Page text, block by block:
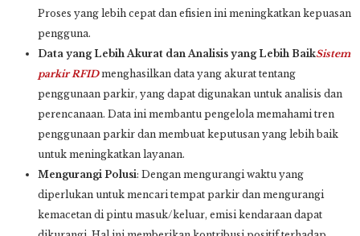
Proses yang lebih cepat dan efisien ini meningkatkan kepuasan
pengguna.
Data yang Lebih Akurat dan Analisis yang Lebih BaikSistem
parkir RFIDmenghasilkan data yang akurat tentang
penggunaan parkir, yang dapat digunakan untuk analisis dan
perencanaan. Data ini membantu pengelola memahami tren
penggunaan parkir dan membuat keputusan yang lebih baik
untuk meningkatkan layanan.
Mengurangi Polusi: Dengan mengurangi waktu yang
diperlukan untuk mencari tempat parkir dan mengurangi
kemacetan di pintu masuk/keluar, emisi kendaraan dapat